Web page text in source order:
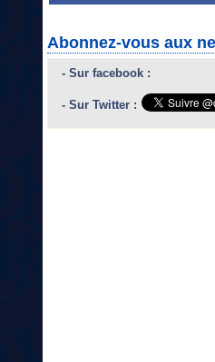
Abonnez-vous aux
- Sur facebook :
- Sur Twitter :